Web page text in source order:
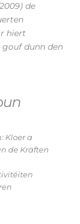
de
hiert
gouf dunn den
Kloer a
de Kräften